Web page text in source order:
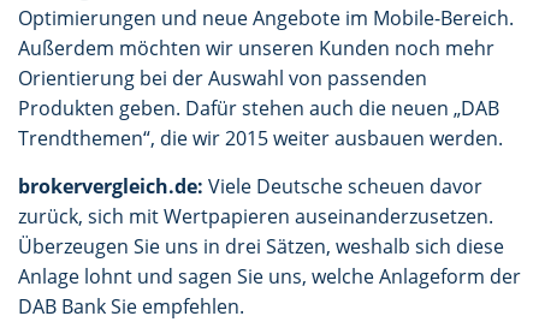
Optimierungen und neue Angebote im Mobile-Bereich.
Außerdem möchten wir unseren Kunden noch mehr
Orientierung bei der Auswahl von passenden
Produkten geben. Dafür stehen auch die neuen „DAB
Trendthemen“, die wir 2015 weiter ausbauen werden.
brokervergleich.de: Viele Deutsche scheuen davor
zurück, sich mit Wertpapieren auseinanderzusetzen.
Überzeugen Sie uns in drei Sätzen, weshalb sich diese
Anlage lohnt und sagen Sie uns, welche Anlageform der
DAB Bank Sie empfehlen.